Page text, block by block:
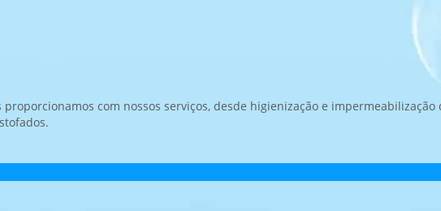
com nossos serviços, desde higienização e impermeabilização